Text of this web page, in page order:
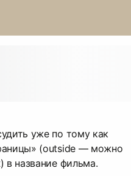
уже по тому как
(outside — можно
в название фильма.